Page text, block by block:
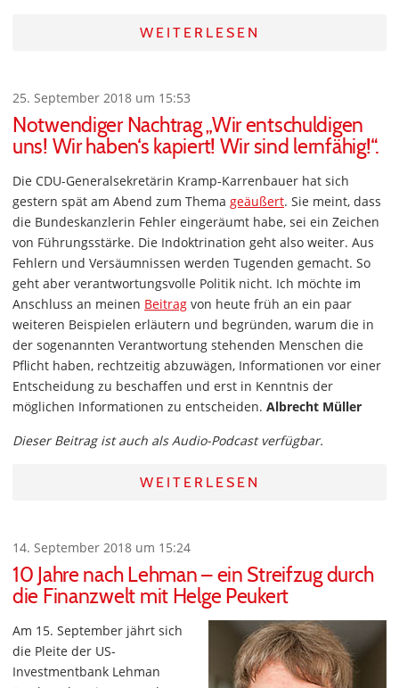
WEITERLESEN
25. September 2018 um 15:53
Notwendiger Nachtrag „Wir entschuldigen
uns! Wir haben‘s kapiert! Wir sind lernfähig!“.
Die CDU-Generalsekretärin Kramp-Karrenbauer hat sich
gestern spät am Abend zum Thema geäußert. Sie meint, dass
die Bundeskanzlerin Fehler eingeräumt habe, sei ein Zeichen
von Führungsstärke. Die Indoktrination geht also weiter. Aus
Fehlern und Versäumnissen werden Tugenden gemacht. So
geht aber verantwortungsvolle Politik nicht. Ich möchte im
Anschluss an meinen Beitrag von heute früh an ein paar
weiteren Beispielen erläutern und begründen, warum die in
der sogenannten Verantwortung stehenden Menschen die
Pflicht haben, rechtzeitig abzuwägen, Informationen vor einer
Entscheidung zu beschaffen und erst in Kenntnis der
möglichen Informationen zu entscheiden. Albrecht Müller
Dieser Beitrag ist auch als Audio-Podcast verfügbar.
WEITERLESEN
14. September 2018 um 15:24
10 Jahre nach Lehman – ein Streifzug durch
die Finanzwelt mit Helge Peukert
Am 15. September jährt sich
die Pleite der US-
Investmentbank Lehman